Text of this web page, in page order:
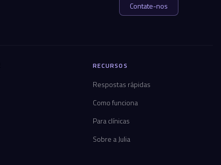
Contate-nos
RECURSOS
Respostas rápidas
Como funciona
Para clínicas
Sobre a Julia